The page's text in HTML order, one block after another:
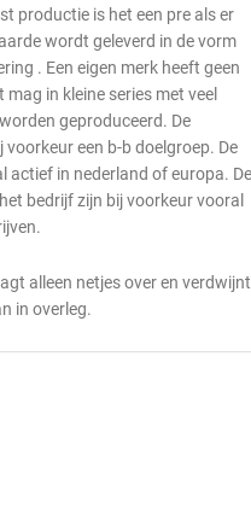
productie is het een pre als er
wordt geleverd in de vorm
. Een eigen merk heeft geen
in kleine series met veel
geproduceerd. De
een b-b doelgroep. De
actief in nederland of europa. De
bedrijf zijn bij voorkeur vooral
alleen netjes over en verdwijnt
in overleg.